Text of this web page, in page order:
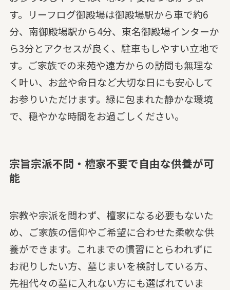
す。リーフログ御殿場は御殿場駅から車で約6
分、南御殿場駅から4分、東名御殿場インターか
ら3分とアクセスが良く、駐車もしやすい立地で
す。ご家族での来苑や遠方からの訪問も無理な
く叶い、お盆や命日など大切な日にも安心して
お参りいただけます。緑に包まれた静かな環境
で、穏やかな時間をお過ごしください。
宗旨宗派不問・檀家不要で自由な供養が可
能
宗教や宗派を問わず、檀家になる必要もないた
め、ご家族の信仰やご希望に合わせた柔軟な供
養ができます。これまでの慣習にとらわれずに
お祀りしたい方、墓じまいを検討している方、
先祖代々の墓に入れない方にも選ばれていま